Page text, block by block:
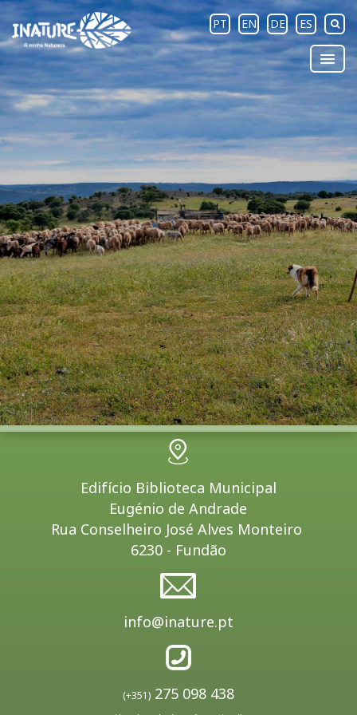
PT EN DE ES
Edifício Biblioteca Municipal
Eugénio de Andrade
Rua Conselheiro José Alves Monteiro
6230 - Fundão
info@inature.pt
(+351) 275 098 438